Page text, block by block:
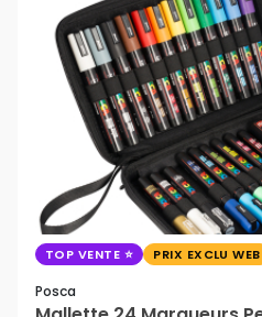
TOP VENTE PRIX EXCLU WEB
Posca